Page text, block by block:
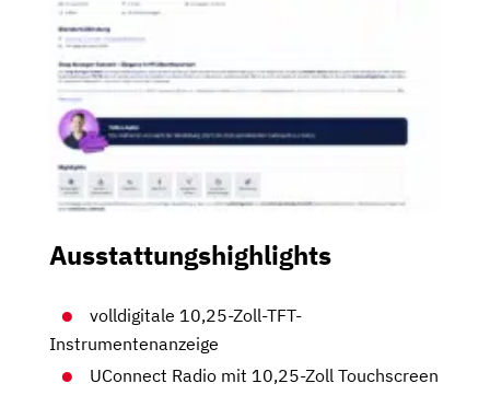
Ausstattungshighlights
volldigitale 10,25-Zoll-TFT-
Instrumentenanzeige
UConnect Radio mit 10,25-Zoll Touchscreen